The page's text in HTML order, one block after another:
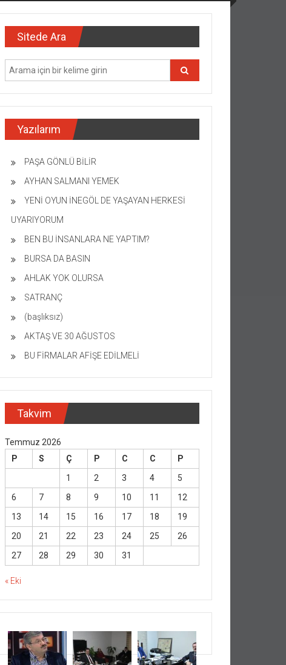
Sitede Ara
Yazılarım
PAŞA GÖNLÜ BİLİR
AYHAN SALMANI YEMEK
YENİ OYUN İNEGÖL DE YAŞAYAN HERKESİ
UYARIYORUM
BEN BU İNSANLARA NE YAPTIM?
BURSA DA BASIN
AHLAK YOK OLURSA
SATRANÇ
(başlıksız)
AKTAŞ VE 30 AĞUSTOS
BU FİRMALAR AFİŞE EDİLMELİ
Takvim
Temmuz 2026
P
S Ç P C C
P
1
2 3 4
5
6
7 8 9 10 11
12
13
14 15 16 17 18
19
20
21 22 23 24 25
26
27
28 29 30 31
« Eki